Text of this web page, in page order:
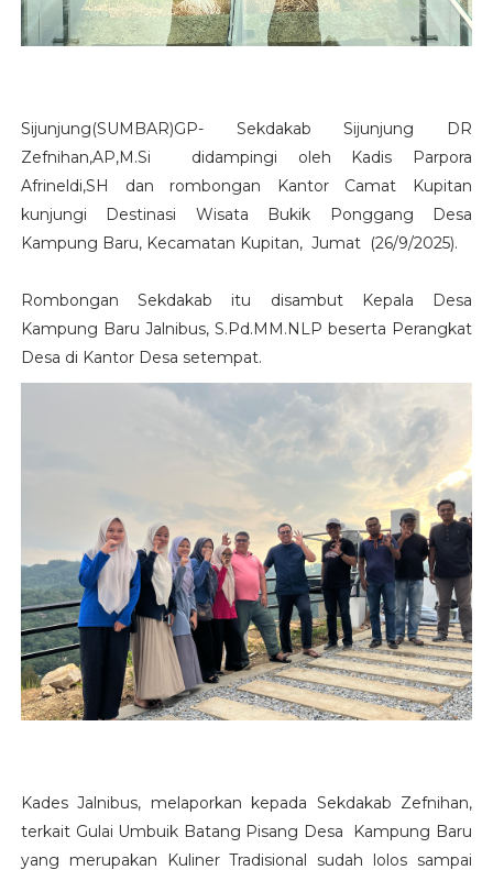
Sijunjung(SUMBAR)GP- Sekdakab Sijunjung DR
Zefnihan,AP,M.Si didampingi oleh Kadis Parpora
Afrineldi,SH dan rombongan Kantor Camat Kupitan
kunjungi Destinasi Wisata Bukik Ponggang Desa
Kampung Baru, Kecamatan Kupitan, Jumat (26/9/2025).
Rombongan Sekdakab itu disambut Kepala Desa
Kampung Baru Jalnibus, S.Pd.MM.NLP beserta Perangkat
Desa di Kantor Desa setempat.
Kades Jalnibus, melaporkan kepada Sekdakab Zefnihan,
terkait Gulai Umbuik Batang Pisang Desa Kampung Baru
yang merupakan Kuliner Tradisional sudah lolos sampai